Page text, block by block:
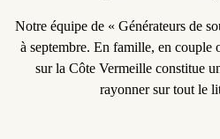
Notre équipe de « Générateurs de
à septembre. En famille, en couple
sur la Côte Vermeille constitue
rayonner sur tout le